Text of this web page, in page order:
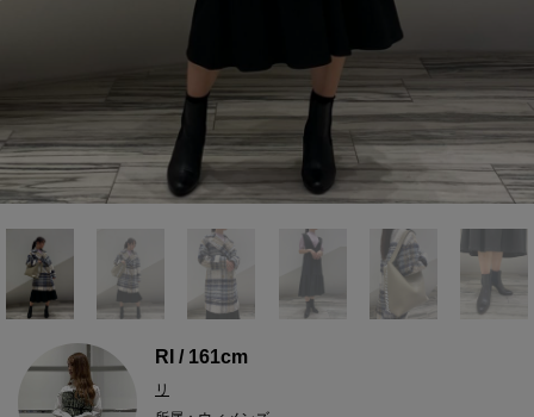
RI / 161cm
リ